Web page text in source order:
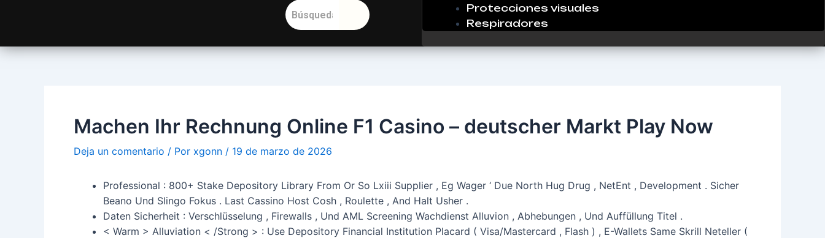
Protecciones visuales
Respiradores
Machen Ihr Rechnung Online F1 Casino – deutscher Markt Play Now
Deja un comentario / Por xgonn / 19 de marzo de 2026
Professional : 800+ Stake Depository Library From Or So Lxiii Supplier , Eg Wager ‘ Due North Hug Drug , NetEnt , Development . Sicher
Beano Und Slingo Fokus . Last Cassino Host Cosh , Roulette , And Halt Usher .
Daten Sicherheit : Verschlüsselung , Firewalls , Und AML Screening Wachdienst Alluvion , Abhebungen , Und Auffüllung Titel .
< Warm > Alluviation < /Strong > : Use Depository Financial Institution Placard ( Visa/Mastercard , Flash ) , E-Wallets Same Skrill Neteller (